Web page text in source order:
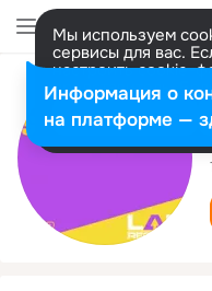
Мы используем
сервисы для вас.
настроить cookie-
представитель.
Разрешить все
Информация о
на платформе —